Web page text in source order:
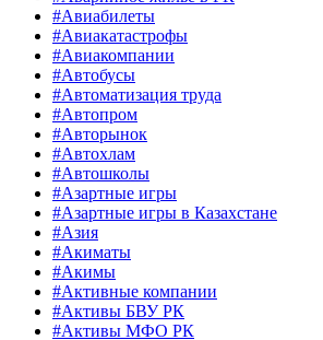
#Авиабилеты
#Авиакатастрофы
#Авиакомпании
#Автобусы
#Автоматизация труда
#Автопром
#Авторынок
#Автохлам
#Автошколы
#Азартные игры
#Азартные игры в Казахстане
#Азия
#Акиматы
#Акимы
#Активные компании
#Активы БВУ РК
#Активы МФО РК